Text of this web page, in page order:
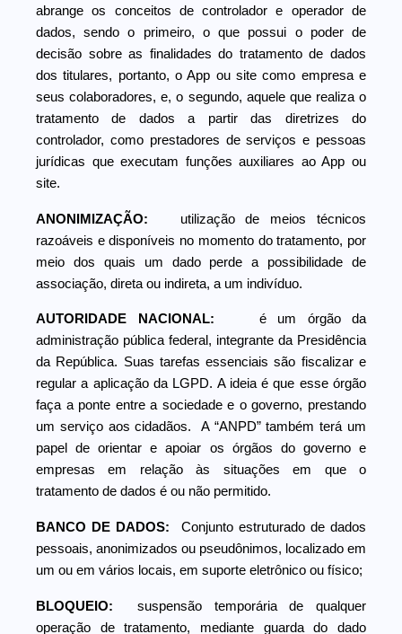
abrange os conceitos de controlador e operador de
dados, sendo o primeiro, o que possui o poder de
decisão sobre as finalidades do tratamento de dados
dos titulares, portanto, o App ou site como empresa e
seus colaboradores, e, o segundo, aquele que realiza o
tratamento de dados a partir das diretrizes do
controlador, como prestadores de serviços e pessoas
jurídicas que executam funções auxiliares ao App ou
site.
ANONIMIZAÇÃO:
utilização de meios técnicos
razoáveis e disponíveis no momento do tratamento, por
meio dos quais um dado perde a possibilidade de
associação, direta ou indireta, a um indivíduo.
AUTORIDADE NACIONAL:
é um órgão da
administração pública federal, integrante da Presidência
da República. Suas tarefas essenciais são fiscalizar e
regular a aplicação da LGPD. A ideia é que esse órgão
faça a ponte entre a sociedade e o governo, prestando
um serviço aos cidadãos. A “ANPD” também terá um
papel de orientar e apoiar os órgãos do governo e
empresas em relação às situações em que o
tratamento de dados é ou não permitido.
BANCO DE DADOS:
Conjunto estruturado de dados
pessoais, anonimizados ou pseudônimos, localizado em
um ou em vários locais, em suporte eletrônico ou físico;
BLOQUEIO:
suspensão temporária de qualquer
operação de tratamento, mediante guarda do dado